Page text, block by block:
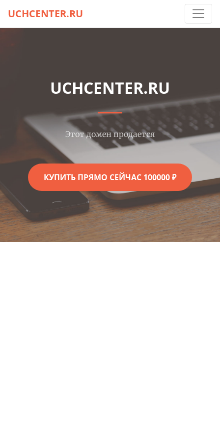
UCHCENTER.RU
UCHCENTER.RU
Этот домен продается
КУПИТЬ ПРЯМО СЕЙЧАС 100000 ₽